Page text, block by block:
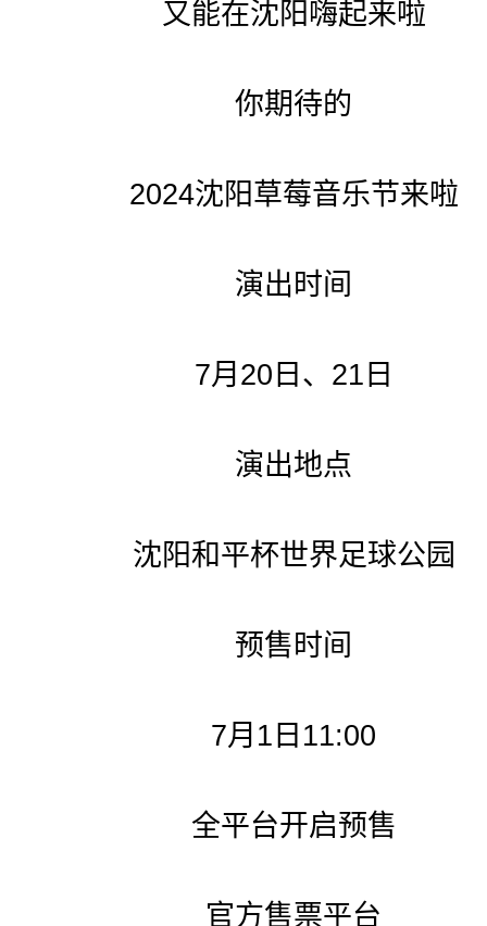
又能在沈阳嗨起来啦
你期待的
2024沈阳草莓音乐节来啦
演出时间
7月20日、21日
演出地点
沈阳和平杯世界足球公园
预售时间
7月1日11:00
全平台开启预售
官方售票平台